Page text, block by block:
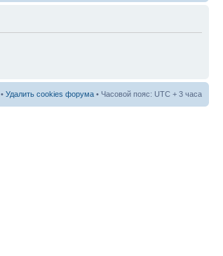
• Удалить cookies форума • Часовой пояс: UTC + 3 часа